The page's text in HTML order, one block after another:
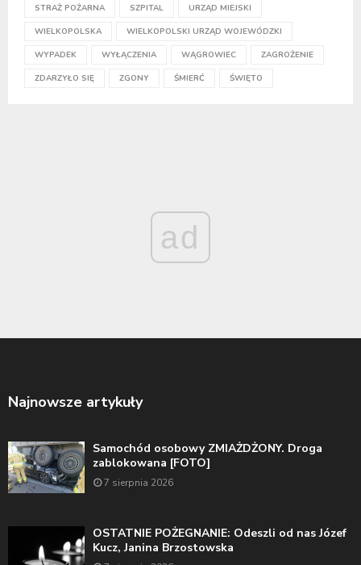
STRAŻ POŻARNA SZPITAL URZĄD MIEJSKI
WIELKOPOLSKA WIELKOPOLSKI URZĄD WOJEWÓDZKI
WYPADEK WYŁĄCZENIA WĄGROWIEC ZAGROŻENIE
ZDARZYŁO SIĘ ZGONY ŚMIERĆ ŚWIĘTO
ad
Najnowsze artykuły
Samochód osobowy ZMIAŻDŻONY. Droga
zablokowana [FOTO]
7 sierpnia 2026
OSTATNIE POŻEGNANIE: Odeszli od nas Józef
Kucz, Janina Brzostowska